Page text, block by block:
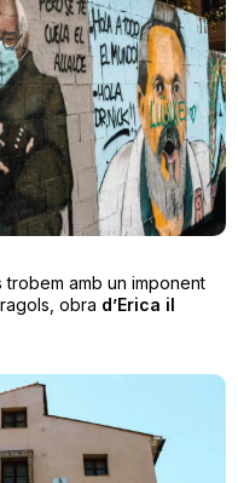
trobem amb un imponent
obra d’Erica il